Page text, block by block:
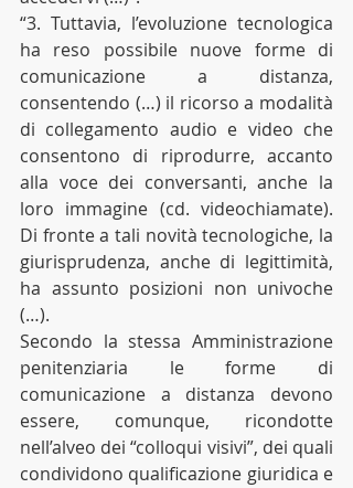
“3. Tuttavia, l’evoluzione tecnologica
ha reso possibile nuove forme di
comunicazione a distanza,
consentendo (…) il ricorso a modalità
di collegamento audio e video che
consentono di riprodurre, accanto
alla voce dei conversanti, anche la
loro immagine (cd. videochiamate).
Di fronte a tali novità tecnologiche, la
giurisprudenza, anche di legittimità,
ha assunto posizioni non univoche
(…).
Secondo la stessa Amministrazione
penitenziaria le forme di
comunicazione a distanza devono
essere, comunque, ricondotte
nell’alveo dei “colloqui visivi”, dei quali
condividono qualificazione giuridica e